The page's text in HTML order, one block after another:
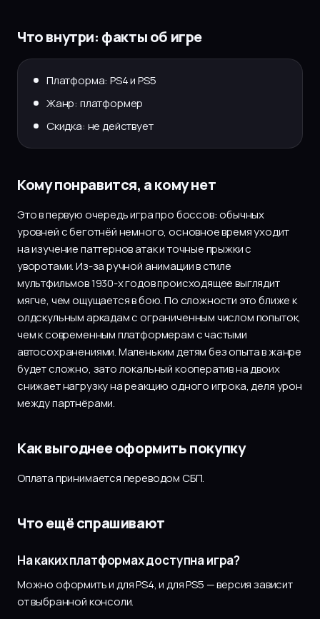
Что внутри: факты об игре
Платформа: PS4 и PS5
Жанр: платформер
Скидка: не действует
Кому понравится, а кому нет
Это в первую очередь игра про боссов: обычных
уровней с беготнёй немного, основное время уходит
на изучение паттернов атак и точные прыжки с
уворотами. Из-за ручной анимации в стиле
мультфильмов 1930-х годов происходящее выглядит
мягче, чем ощущается в бою. По сложности это ближе к
олдскульным аркадам с ограниченным числом попыток,
чем к современным платформерам с частыми
автосохранениями. Маленьким детям без опыта в жанре
будет сложно, зато локальный кооператив на двоих
снижает нагрузку на реакцию одного игрока, деля урон
между партнёрами.
Как выгоднее оформить покупку
Оплата принимается переводом СБП.
Что ещё спрашивают
На каких платформах доступна игра?
Можно оформить и для PS4, и для PS5 — версия зависит
от выбранной консоли.